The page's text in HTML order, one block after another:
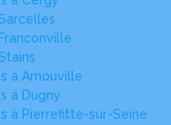
à Arnouville
à Dugny
à Pierrefitte-sur-Seine